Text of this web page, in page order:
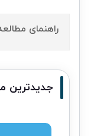
راهنمای
جدیدترین